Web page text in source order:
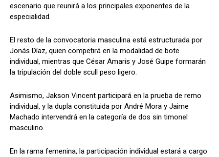
escenario que reunirá a los principales exponentes de la
especialidad.
El resto de la convocatoria masculina está estructurada por
Jonás Díaz, quien competirá en la modalidad de bote
individual, mientras que César Amaris y José Guipe formarán
la tripulación del doble scull peso ligero.
Asimismo, Jakson Vincent participará en la prueba de remo
individual, y la dupla constituida por André Mora y Jaime
Machado intervendrá en la categoría de dos sin timonel
masculino.
En la rama femenina, la participación individual estará a cargo